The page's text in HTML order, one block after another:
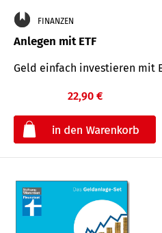
FINANZEN
Anlegen mit ETF
Geld einfach investieren mit
22,90 €